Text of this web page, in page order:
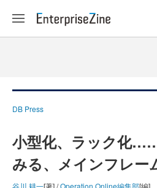
DB Press
小型化、ラック化
みる、メインフレー
谷川 耕一[著] /Operation Online編集部[編]